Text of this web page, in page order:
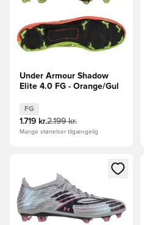
Under Armour Shadow
Elite 4.0 FG - Orange/Gul
FG
1.719 kr.2.199 kr.
Mange størrelser tilgængelig
Åbner en Modal til at logge